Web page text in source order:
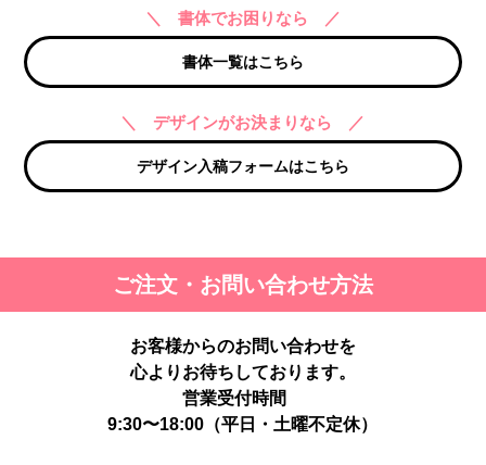
＼ 書体でお困りなら ／
書体一覧はこちら
＼ デザインがお決まりなら ／
デザイン入稿フォームはこちら
ご注文・お問い合わせ方法
お客様からのお問い合わせを
心よりお待ちしております。
営業受付時間
9:30〜18:00（平日・土曜不定休）